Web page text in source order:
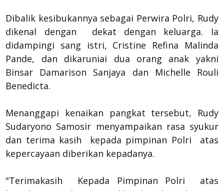
Dibalik kesibukannya sebagai Perwira Polri, Rudy
dikenal dengan dekat dengan keluarga. Ia
didampingi sang istri, Cristine Refina Malinda
Pande, dan dikaruniai dua orang anak yakni
Binsar Damarison Sanjaya dan Michelle Rouli
Benedicta.
Menanggapi kenaikan pangkat tersebut, Rudy
Sudaryono Samosir menyampaikan rasa syukur
dan terima kasih kepada pimpinan Polri atas
kepercayaan diberikan kepadanya.
"Terimakasih Kepada Pimpinan Polri atas